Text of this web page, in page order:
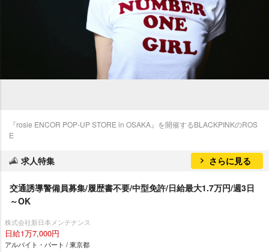
『rosie ENCOR POP-UP STORE in OSAKA』を開催するBLACKPINKのROS
E
求人特集 さらに見る
交通誘導警備員募集/履歴書不要/中型免許/日給最大1.7万円/週3日
～OK
株式会社新日本メンテナンス
日給1万7,000円
アルバイト・パート / 東京都